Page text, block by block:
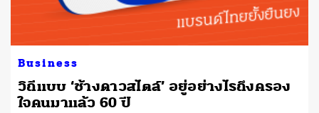
Business
วิถีแบบ ‘ช้างดาวสไตล์’ อยู่อย่างไรถึงครอง
ใจคนมาแล้ว 60 ปี